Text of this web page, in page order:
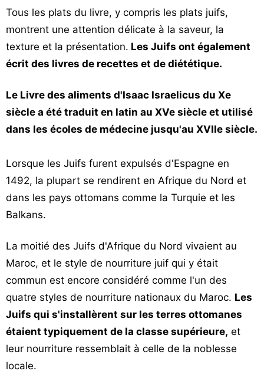
Tous les plats du livre, y compris les plats juifs,
montrent une attention délicate à la saveur, la
texture et la présentation. Les Juifs ont également
écrit des livres de recettes et de diététique.
Le Livre des aliments d'Isaac Israelicus du Xe
siècle a été traduit en latin au XVe siècle et utilisé
dans les écoles de médecine jusqu'au XVIIe siècle.
Lorsque les Juifs furent expulsés d'Espagne en
1492, la plupart se rendirent en Afrique du Nord et
dans les pays ottomans comme la Turquie et les
Balkans.
La moitié des Juifs d'Afrique du Nord vivaient au
Maroc, et le style de nourriture juif qui y était
commun est encore considéré comme l'un des
quatre styles de nourriture nationaux du Maroc. Les
Juifs qui s'installèrent sur les terres ottomanes
étaient typiquement de la classe supérieure, et
leur nourriture ressemblait à celle de la noblesse
locale.